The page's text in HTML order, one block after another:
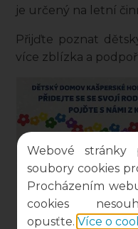
je určený na letní
Přijďte poznat
více zblízka a
Webové stránky
soubory cookies
Procházením
cookies
opusťte. Více o